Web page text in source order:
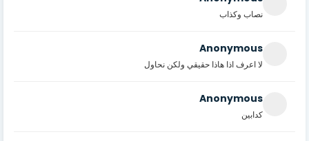
نصاب وكذاب
Anonymous
لا اعرف اذا هاذا حقيقي ولكن نحاول
Anonymous
كدابين